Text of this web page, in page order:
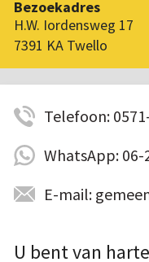
Bezoekadres
H.W. Iordensweg 17
7391 KA Twello
Telefoon:
WhatsApp: 06-
E-mail:
U bent van